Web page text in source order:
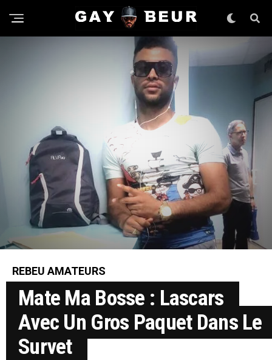
REBEU AMATEURS
Mate Ma Bosse : Lascars
Avec Un Gros Paquet Dans Le
Survet